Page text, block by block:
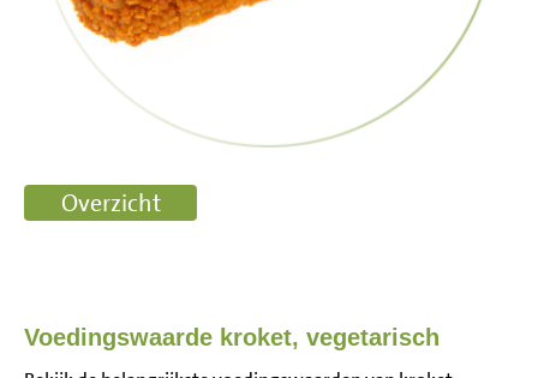
Voedingswaarde kroket, vegetarisch